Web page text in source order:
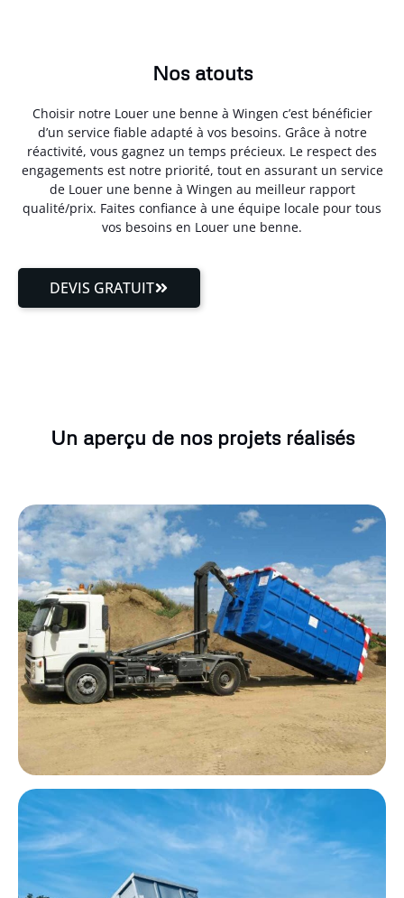
Nos atouts
Choisir notre Louer une benne à Wingen c’est bénéficier
d’un service fiable adapté à vos besoins. Grâce à notre
réactivité, vous gagnez un temps précieux. Le respect des
engagements est notre priorité, tout en assurant un service
de Louer une benne à Wingen au meilleur rapport
qualité/prix. Faites confiance à une équipe locale pour tous
vos besoins en Louer une benne.
DEVIS GRATUIT
Un aperçu de nos projets réalisés